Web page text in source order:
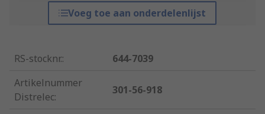
Voeg toe aan onderdelenlijst
RS-stocknr.:
644-7039
Artikelnummer
Distrelec:
301-56-918